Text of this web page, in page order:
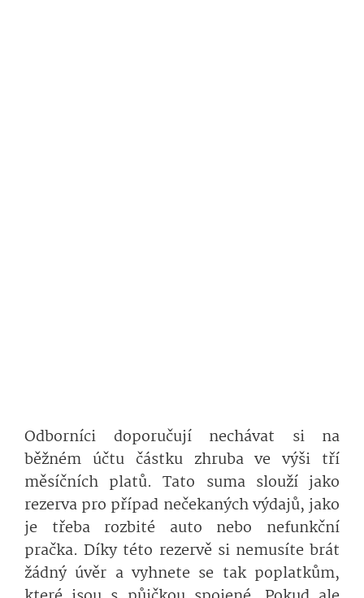
Odborníci doporučují nechávat si na
běžném účtu částku zhruba ve výši tří
měsíčních platů. Tato suma slouží jako
rezerva pro případ nečekaných výdajů, jako
je třeba rozbité auto nebo nefunkční
pračka. Díky této rezervě si nemusíte brát
žádný úvěr a vyhnete se tak poplatkům,